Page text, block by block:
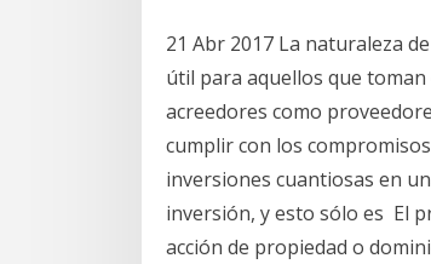
21 Abr 2017 La naturaleza
útil para aquellos que
acreedores como
cumplir con los
inversiones cuantiosas en
inversión, y esto sólo es El
acción de propiedad o